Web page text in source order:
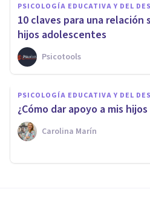
PSICOLOGÍA EDUCATIVA Y DEL
10 claves para una relación
hijos adolescentes
Psicotools
PSICOLOGÍA EDUCATIVA Y DEL
¿Cómo dar apoyo a mis
Carolina Marín